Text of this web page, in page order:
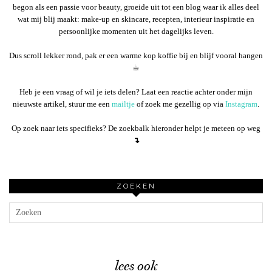
begon als een passie voor beauty, groeide uit tot een blog waar ik alles deel
wat mij blij maakt: make-up en skincare, recepten, interieur inspiratie en
persoonlijke momenten uit het dagelijks leven.
Dus scroll lekker rond, pak er een warme kop koffie bij en blijf vooral hangen
☕︎
Heb je een vraag of wil je iets delen? Laat een reactie achter onder mijn
nieuwste artikel, stuur me een mailtje of zoek me gezellig op via Instagram
Op zoek naar iets specifieks? De zoekbalk hieronder helpt je meteen op weg
↴
ZOEKEN
lees ook